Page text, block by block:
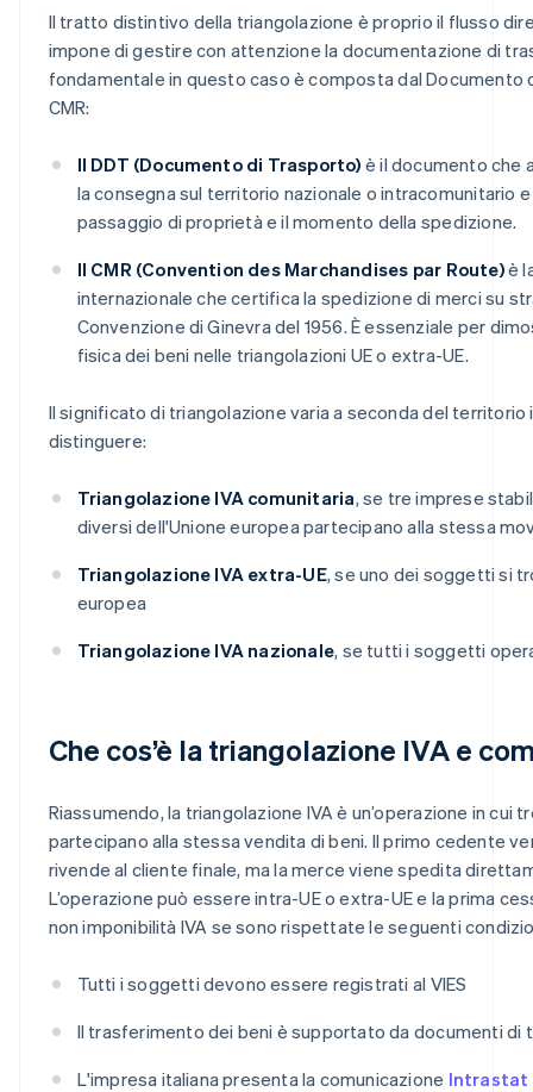
Il tratto distintivo della triangolazione è proprio il flusso
impone di gestire con attenzione la documentazione di
fondamentale in questo caso è composta dal Documento
CMR:
Il DDT (Documento di Trasporto) è il documento che
la consegna sul territorio nazionale o intracomunitario
passaggio di proprietà e il momento della spedizione.
Il CMR (Convention des Marchandises par Route)è
internazionale che certifica la spedizione di merci su
Convenzione di Ginevra del 1956. È essenziale per
fisica dei beni nelle triangolazioni UE o extra-UE.
Il significato di triangolazione varia a seconda del
distinguere:
Triangolazione IVA comunitaria, se tre imprese
diversi dell'Unione europea partecipano alla stessa
Triangolazione IVA extra-UE, se uno dei soggetti si
europea
Triangolazione IVA nazionale, se tutti i soggetti
Che cos’è la triangolazione IVA e
Riassumendo, la triangolazione IVA è un’operazione in cui
partecipano alla stessa vendita di beni. Il primo cedente
rivende al cliente finale, ma la merce viene spedita
L’operazione può essere intra-UE o extra-UE e la prima
non imponibilità IVA se sono rispettate le seguenti
Tutti i soggetti devono essere registrati al VIES
Il trasferimento dei beni è supportato da documenti di
L'impresa italiana presenta la comunicazione Intrastat